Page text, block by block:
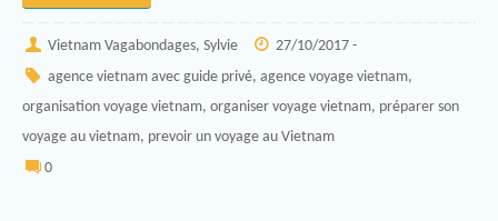
Vietnam Vagabondages, Sylvie 27/10/2017 -
agence vietnam avec guide privé, agence voyage vietnam,
organisation voyage vietnam, organiser voyage vietnam, préparer son
voyage au vietnam, prevoir un voyage au Vietnam
0